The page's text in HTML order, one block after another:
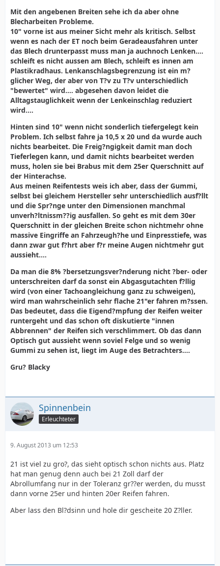
Mit den angebenen Breiten sehe ich da aber ohne
Blecharbeiten Probleme.
10" vorne ist aus meiner Sicht mehr als kritisch. Selbst
wenn es nach der ET noch beim Geradeausfahren unter
das Blech drunterpasst muss man ja auchnoch Lenken....
schleift es nicht aussen am Blech, schleift es innen am
Plastikradhaus. Lenkanschlagsbegrenzung ist ein m?
glicher Weg, der aber von T?v zu T?v unterschiedlich
"bewertet" wird.... abgesehen davon leidet die
Alltagstauglichkeit wenn der Lenkeinschlag reduziert
wird....
Hinten sind 10" wenn nicht sonderlich tiefergelegt kein
Problem. Ich selbst fahre ja 10,5 x 20 und da wurde auch
nichts bearbeitet. Die Freig?ngigkeit damit man doch
Tieferlegen kann, und damit nichts bearbeitet werden
muss, holen sie bei Brabus mit dem 25er Querschnitt auf
der Hinterachse.
Aus meinen Reifentests weis ich aber, dass der Gummi,
selbst bei gleichem Hersteller sehr unterschiedlich ausf?llt
und die Spr?nge unter den Dimensionen manchmal
unverh?ltnissm??ig ausfallen. So geht es mit dem 30er
Querschnitt in der gleichen Breite schon nichtmehr ohne
massive Eingriffe an Fahrzeugh?he und Einpresstiefe, was
dann zwar gut f?hrt aber f?r meine Augen nichtmehr gut
aussieht....
Da man die 8% ?bersetzungsver?nderung nicht ?ber- oder
unterschreiten darf da sonst ein Abgasgutachten f?llig
wird (von einer Tachoangleichung ganz zu schweigen),
wird man wahrscheinlich sehr flache 21"er fahren m?ssen.
Das bedeutet, dass die Eigend?mpfung der Reifen weiter
runtergeht und das schon oft diskutierte "innen
Abbrennen" der Reifen sich verschlimmert. Ob das dann
Optisch gut aussieht wenn soviel Felge und so wenig
Gummi zu sehen ist, liegt im Auge des Betrachters....
Gru? Blacky
Spinnenbein
Erleuchteter
9. August 2013 um 12:53
21 ist viel zu gro?, das sieht optisch schon nichts aus. Platz
hat man genug denn auch bei 21 Zoll darf der
Abrollumfang nur in der Toleranz gr??er werden, du musst
dann vorne 25er und hinten 20er Reifen fahren.
Aber lass den Bl?dsinn und hole dir gescheite 20 Z?ller.